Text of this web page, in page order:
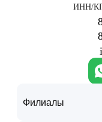
ИНН/
Филиалы